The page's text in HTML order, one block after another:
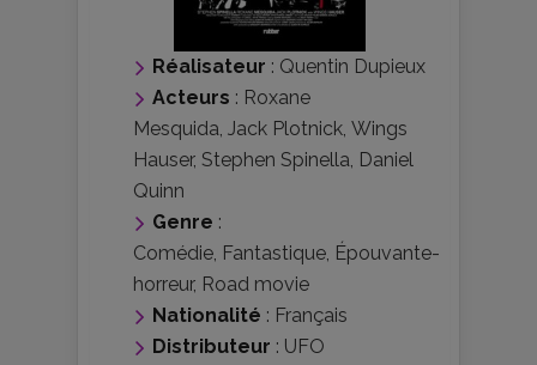
Réalisateur : Quentin Dupieux
Acteurs : Roxane
Mesquida, Jack Plotnick, Wings
Hauser, Stephen Spinella, Daniel
Quinn
Genre :
Comédie, Fantastique, Épouvante-
horreur, Road movie
Nationalité : Français
Distributeur : UFO